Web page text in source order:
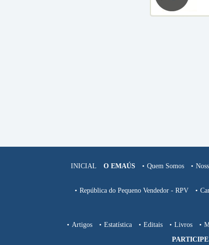
INICIAL O EMAÚS Quem Somos
República do Pequeno Vendedor - RPV
Artigos
Estatística Editais Livros
PARTICIPE